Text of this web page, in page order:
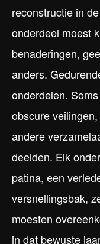
reconstructie in
onderdeel moest
benaderingen,
anders.
onderdelen.
obscure
andere
deelden. Elk
patina, een
versnellingsbak,
moesten
in dat bewuste